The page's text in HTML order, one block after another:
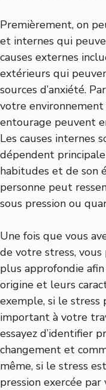
Premièrement, on
et internes qui
causes externes
extérieurs qui
sources d’anxiété.
votre
entourage peuvent
Les causes internes
dépendent
habitudes et de son
personne peut
sous pression ou
Une fois que vous
de votre stress, vous
plus approfondie
origine et leurs
exemple, si le stress
important à votre
essayez d’identifier
changement et
même, si le stress
pression exercée